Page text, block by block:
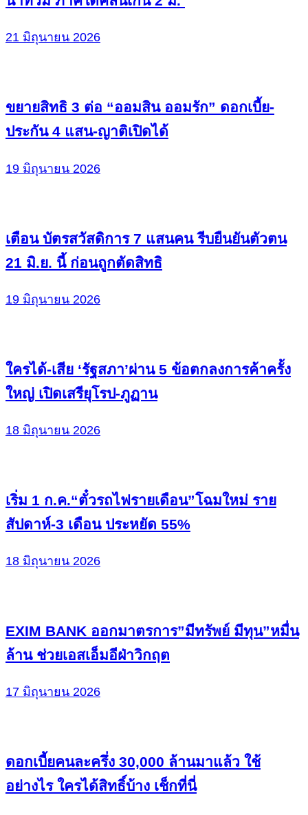
21 มิถุนายน 2026
ขยายสิทธิ 3 ต่อ “ออมสิน ออมรัก” ดอกเบี้ย-
ประกัน 4 แสน-ญาติเปิดได้
19 มิถุนายน 2026
เตือน บัตรสวัสดิการ 7 แสนคน รีบยืนยันตัวตน
21 มิ.ย. นี้ ก่อนถูกตัดสิทธิ
19 มิถุนายน 2026
ใครได้-เสีย ‘รัฐสภา’ผ่าน 5 ข้อตกลงการค้าครั้ง
ใหญ่ เปิดเสรียุโรป-ภูฏาน
18 มิถุนายน 2026
เริ่ม 1 ก.ค.“ตั๋วรถไฟรายเดือน”โฉมใหม่ ราย
สัปดาห์-3 เดือน ประหยัด 55%
18 มิถุนายน 2026
EXIM BANK ออกมาตรการ”มีทรัพย์ มีทุน”หมื่น
ล้าน ช่วยเอสเอ็มอีฝ่าวิกฤต
17 มิถุนายน 2026
ดอกเบี้ยคนละครึ่ง 30,000 ล้านมาแล้ว ใช้
อย่างไร ใครได้สิทธิ์บ้าง เช็กที่นี่